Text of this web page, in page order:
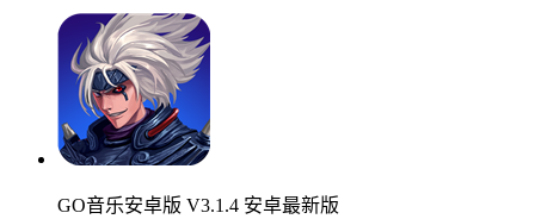
GO音乐安卓版 V3.1.4 安卓最新版